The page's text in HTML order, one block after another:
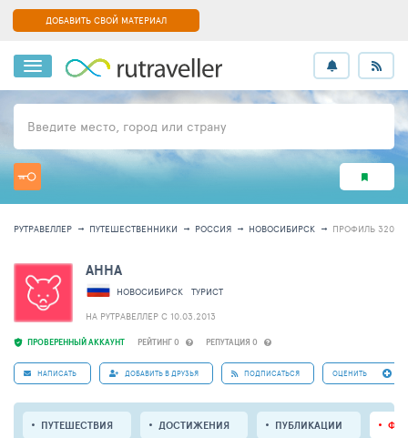
ДОБАВИТЬ СВОЙ МАТЕРИАЛ
Введите место, город или страну
РУТРАВЕЛЛЕР ПУТЕШЕСТВЕННИКИ РОССИЯ НОВОСИБИРСК ПРОФИЛЬ
ПРОВЕРЕННЫЙ АККАУНТ РЕЙТИНГ 0 РЕПУТАЦИЯ 0
АННА
НОВОСИБИРСК
ТУРИСТ
НА РУТРАВЕЛЛЕР C 10.03.2013
НАПИСАТЬ ДОБАВИТЬ В ДРУЗЬЯ ПОДПИСАТЬСЯ ОЦЕНИТЬ
ПУТЕШЕСТВИЯ ДОСТИЖЕНИЯ ПУБЛИКАЦИИ